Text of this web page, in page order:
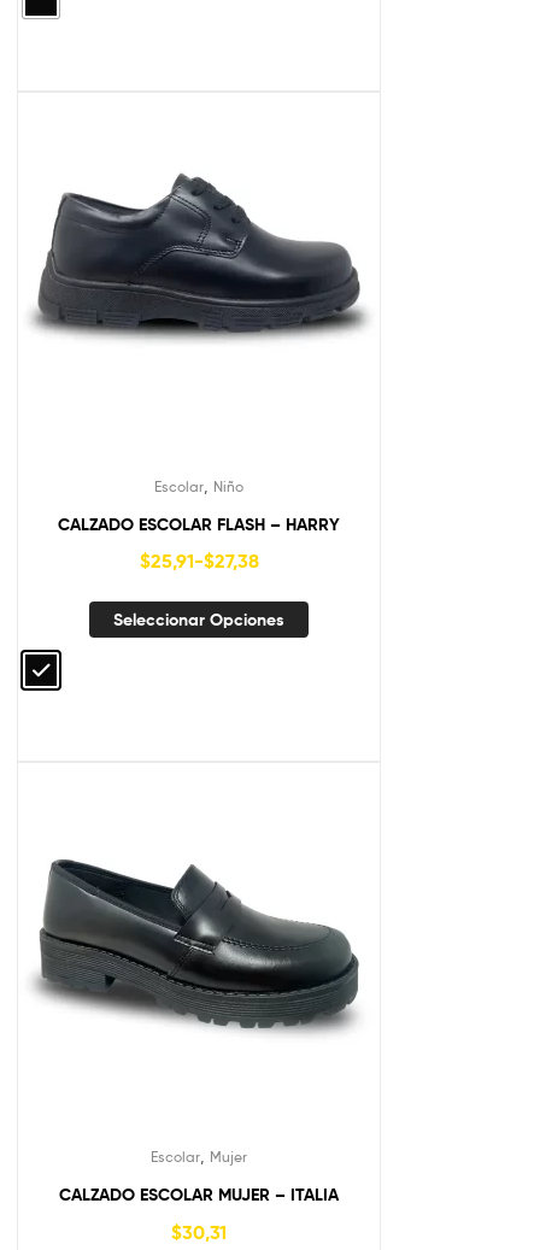
Escolar Niño
CALZADO ESCOLAR FLASH – HARRY
$25,91-$27,38
Seleccionar Opciones
Escolar Mujer
CALZADO ESCOLAR MUJER – ITALIA
$30,31